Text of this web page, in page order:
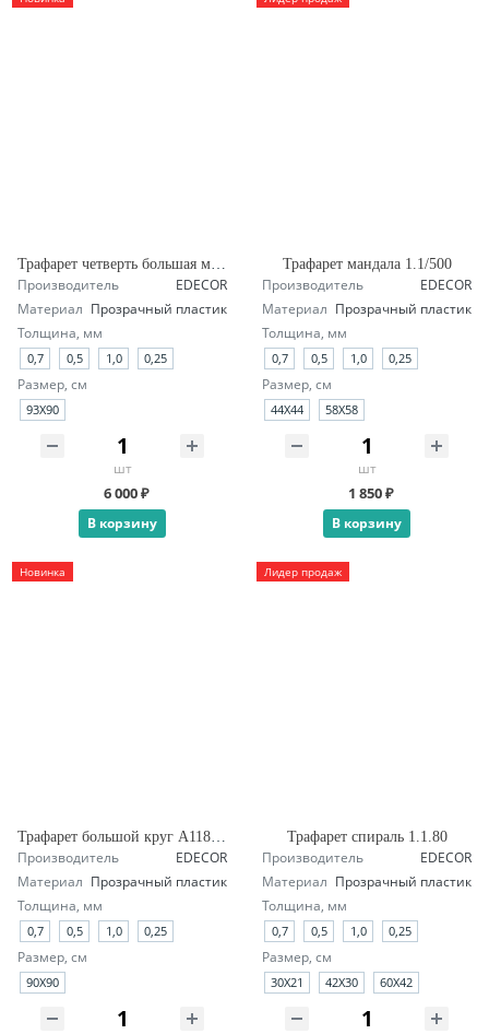
Производитель
EDECOR
Материал Прозрачный пластик
Толщина, мм
0,7 0,5 1,0 0,25
Размер, см
93X90
шт
6 000 ₽
В корзину
Трафарет мандала 1.1/500
Производитель
EDECOR
Материал Прозрачный пластик
Толщина, мм
0,7 0,5 1,0 0,25
Размер, см
44X44 58X58
шт
1 850 ₽
В корзину
Новинка
Трафарет большой круг А118 четверть
Производитель
EDECOR
Материал Прозрачный пластик
Толщина, мм
0,7 0,5 1,0 0,25
Размер, см
90X90
Лидер продаж
Трафарет спираль 1.1.80
Производитель
EDECOR
Материал Прозрачный пластик
Толщина, мм
0,7 0,5 1,0 0,25
Размер, см
30X21 42X30 60X42